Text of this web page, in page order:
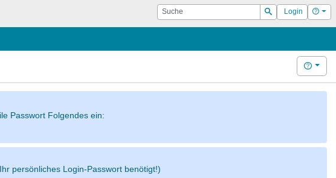
Suche
Suchen
Login Hilfe
Hilfe
Passwort Folgendes ein:
persönliches Login-Passwort benötigt!)